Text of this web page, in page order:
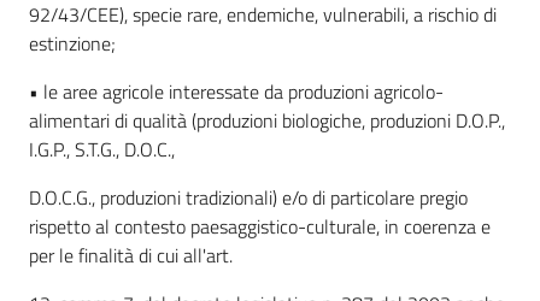
92/43/CEE), specie rare, endemiche, vulnerabili, a rischio di
estinzione;
• le aree agricole interessate da produzioni agricolo-
alimentari di qualità (produzioni biologiche, produzioni D.O.P.,
I.G.P., S.T.G., D.O.C.,
D.O.C.G., produzioni tradizionali) e/o di particolare pregio
rispetto al contesto paesaggistico-culturale, in coerenza e
per le finalità di cui all'art.